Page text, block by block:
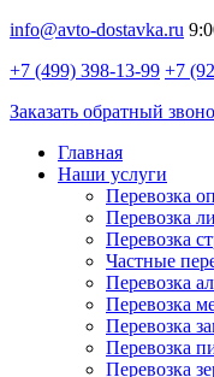
info@avto-dostavka.ru
+7 (499) 398-13-99 +7
Заказать обратный
Главная
Наши услуги
Перевозка
Перевозка
Перевозка
Частные
Перевозка
Перевозка
Перевозка
Перевозка
Перевозка